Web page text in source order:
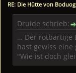
RE: Die Hütte von
Druide schrieb:
… Der rotbärtige
hast gewiss
"Wie ist doch